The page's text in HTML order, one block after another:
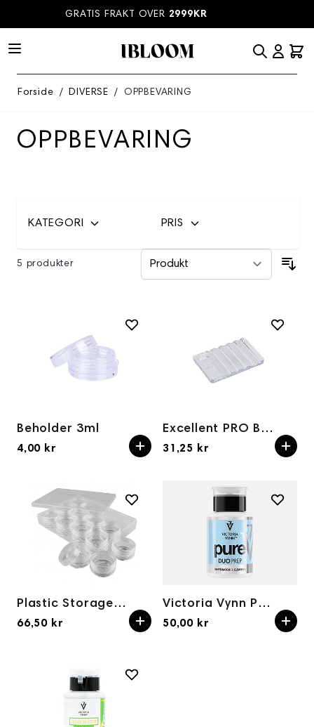
Hopp til innhold
GRATIS FRAKT OVER2999KR
Forside / DIVERSE / OPPBEVARING
OPPBEVARING
KATEGORI PRIS
5 produkter
Beholder 3ml
4,00 kr
Excellent PRO Beholder til tilbehør
31,25 kr
Plastic Storage Box 12pcs
66,50 kr
Victoria Vynn Pure Duo Prep Beholder 150ml
50,00 kr